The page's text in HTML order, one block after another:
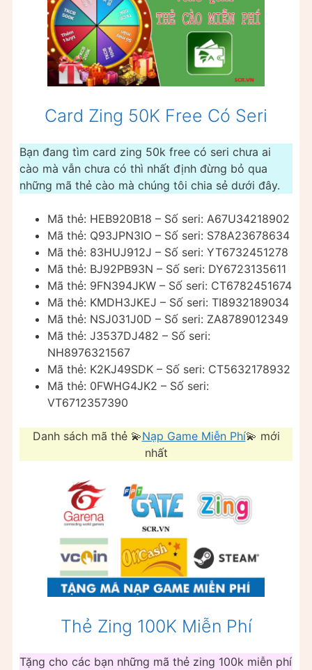
Card Zing 50K Free Có Seri
Bạn đang tìm card zing 50k free có seri chưa ai
cào mà vẫn chưa có thì nhất định đừng bỏ qua
những mã thẻ cào mà chúng tôi chia sẻ dưới đây.
Mã thẻ: HEB920B18 – Số seri: A67U34218902
Mã thẻ: Q93JPN3IO – Số seri: S78A23678634
Mã thẻ: 83HUJ912J – Số seri: YT6732451278
Mã thẻ: BJ92PB93N – Số seri: DY6723135611
Mã thẻ: 9FN394JKW – Số seri: CT6782451674
Mã thẻ: KMDH3JKEJ – Số seri: TI8932189034
Mã thẻ: NSJ031J0D – Số seri: ZA8789012349
Mã thẻ: J3537DJ482 – Số seri:
NH8976321567
Mã thẻ: K2KJ49SDK – Số seri: CT5632178932
Mã thẻ: 0FWHG4JK2 – Số seri:
VT6712357390
Danh sách mã thẻ 💫Nạp Game Miễn Phí💫 mới
nhất
Thẻ Zing 100K Miễn Phí
Tặng cho các bạn những mã thẻ zing 100k miễn phí